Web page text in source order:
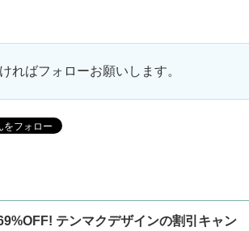
ればフォローお願いします。
テンマクデザインの割引キャン